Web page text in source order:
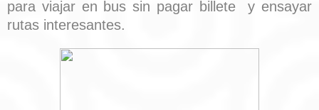
para viajar en bus sin pagar billete y ensayar
rutas interesantes.